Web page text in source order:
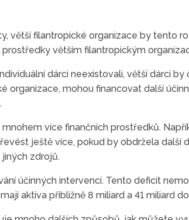
větší filantropické organizace by tento
větším filantropickým
dárci neexistovali, větší dárci
organizace, mohou financovat další
více finančních prostředků.
ještě více, pokud by obdržela další
zdrojů.
účinných intervencí. Tento deficit
aktiva přibližně 8 miliard a 41 miliard